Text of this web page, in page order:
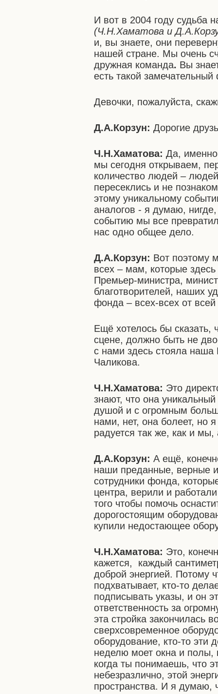
И вот в 2004 году судьба
(Ч.Н.Хаматова и
и, вы знаете, они
нашей стране. Мы очень
дружная команда. Вы
есть такой
Девочки, пожалуйста,
Д.А.Корзун:Дорогие
Ч.Н.Хаматова:Да, именно
мы сегодня открываем,
количество людей –
пересеклись и не
этому уникальному
аналогов - я думаю,
событию мы все
нас одно общее дело.
Д.А.Корзун: Вот поэтому
всех – мам, которые
Премьер-министра,
благотворителей, наших
фонда – всех-всех от
Ещё хотелось бы сказать,
сцене, должно быть не
с нами здесь стояла
Чаликова.
Ч.Н.Хаматова: Это
знают, что она
душой и с огромным
нами, нет, она болеет, но
радуется так же, как и
Д.А.Корзун:А ещё,
наши преданные, верные
сотрудники фонда,
центра, верили и
того чтобы помочь
дорогостоящим
купили недостающее
Ч.Н.Хаматова: Это,
кажется, каждый
доброй энергией. Потому
подхватывает, кто-то
подписывать указы, и он
ответственность за
эта стройка закончилась
сверхсовременное
оборудование, кто-то эти
неделю моет окна и полы,
когда ты понимаешь, что
небезразлично, этой
пространства. И я думаю,